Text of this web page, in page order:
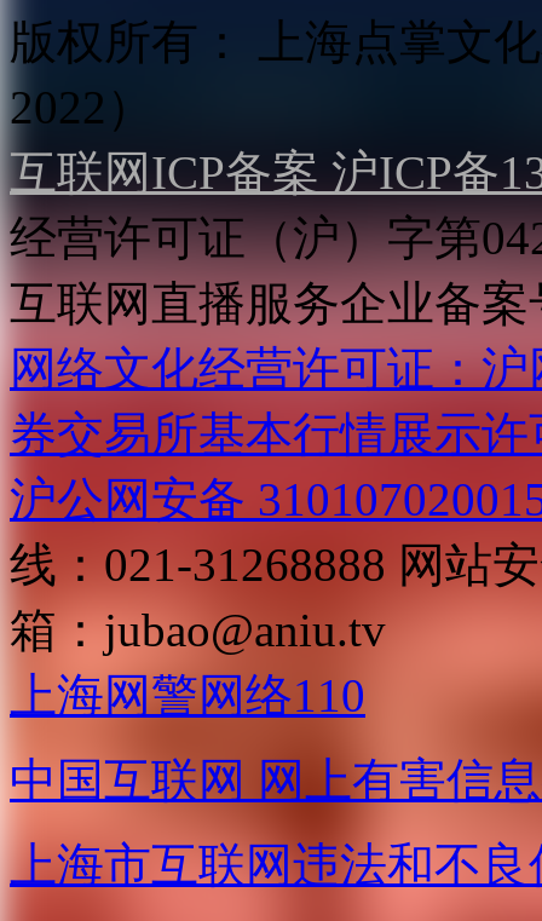
版权所有：
上海点掌文
2022）
互联网ICP备案 沪ICP备
经营许可证（沪）字第
互联网直播服务企业备案
网络文化经营许可证：
券交易所基本行情展示许
沪公网安备
线：021-31268888 网站
箱： jubao@aniu.tv
上海网警网络110
中国互联网 网上有害信
上海市互联网违法和不